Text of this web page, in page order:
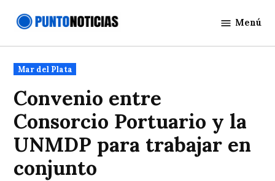
Noticias
Menú
Publicado
en
Mar del Plata
Convenio entre
Consorcio Portuario y la
UNMDP para trabajar en
conjunto